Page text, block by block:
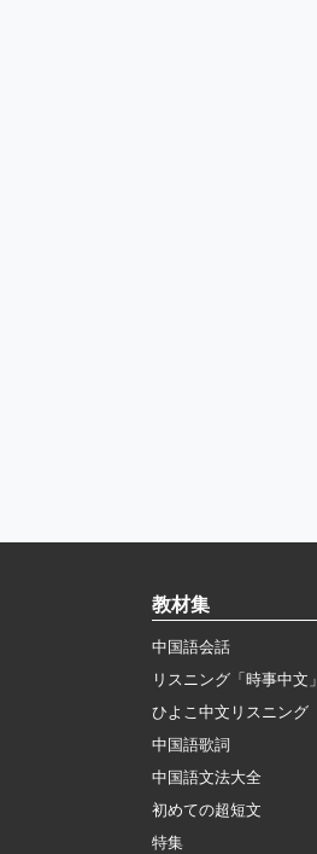
教材集
中国語会話
リスニング「時事中文」
ひよこ中文リスニング
中国語歌詞
中国語文法大全
初めての超短文
特集